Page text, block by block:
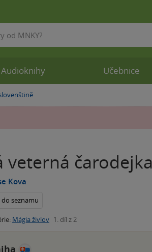
veterná čarodejka
Kova
seznamu
Mágia živlov 1. díl z 2
Audioknihy Učebnice